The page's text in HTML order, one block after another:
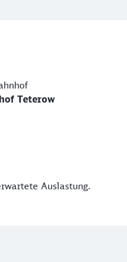
Teterow
Auslastung.